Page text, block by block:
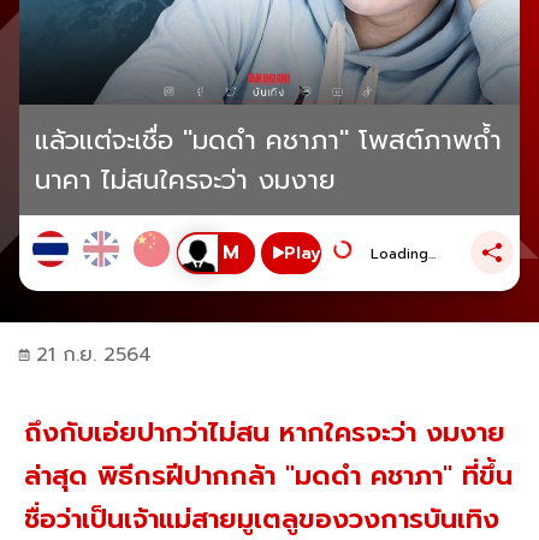
แล้วแต่จะเชื่อ "มดดำ คชาภา" โพสต์ภาพถ้ำ
นาคา ไม่สนใครจะว่า งมงาย
Play Loading...
21 ก.ย. 2564
ถึงกับเอ่ยปากว่าไม่สน หากใครจะว่า งมงาย
ล่าสุด พิธีกรฝีปากกล้า "มดดำ คชาภา" ที่ขึ้น
ชื่อว่าเป็นเจ้าแม่สายมูเตลูของวงการบันเทิง